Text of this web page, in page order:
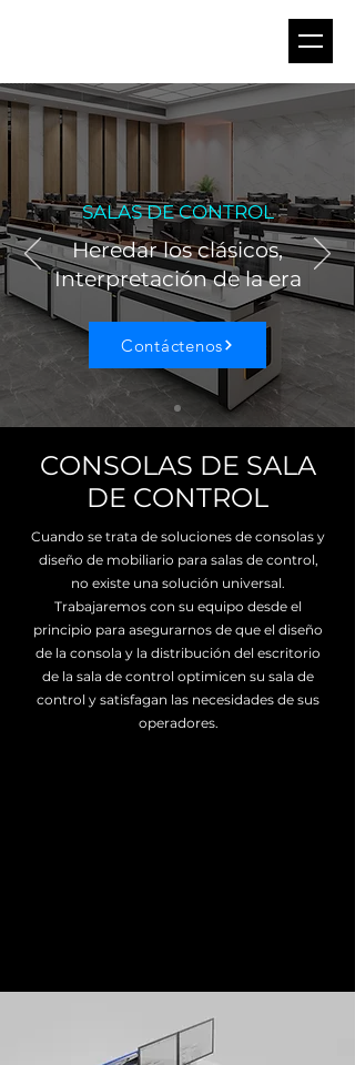
SALAS DE CONTROL
Heredar los clásicos,
Interpretación de la era
Contáctenos
CONSOLAS DE SALA
DE CONTROL
Cuando se trata de soluciones de consolas y
diseño de mobiliario para salas de control,
no existe una solución universal.
Trabajaremos con su equipo desde el
principio para asegurarnos de que el diseño
de la consola y la distribución del escritorio
de la sala de control optimicen su sala de
control y satisfagan las necesidades de sus
operadores.